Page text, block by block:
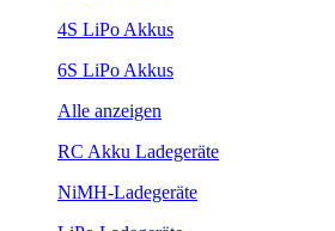
4S LiPo Akkus
6S LiPo Akkus
Alle anzeigen
RC Akku Ladegeräte
NiMH-Ladegeräte